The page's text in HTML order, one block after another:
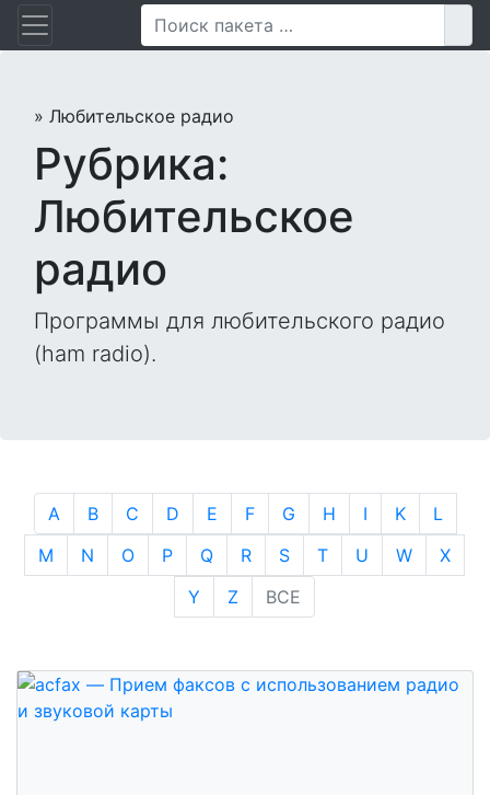
Перейти
» Любительское радио
Рубрика:
Любительское
радио
Программы для любительского радио
(ham radio).
A B C D E F G H I K
L
M
N O P Q R S T U W
X
Y
Z ВСЕ